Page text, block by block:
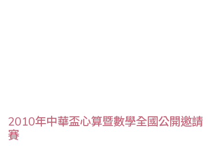
2010年中華盃心算暨數學全國公開邀請
賽